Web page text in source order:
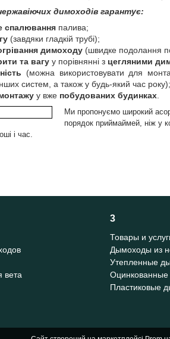
димоходів гарантує:
спалювання палива;
(завдяки гладкій трубі);
димоходу (швидке подолання
та вагу у порівнянні з цегляними
(можна використовувати для
систем, а також у будь-який час року);
у вже побудованих будинках
Ми пропонуємо широкий
порядок приймаймей, ніж у
і час.
вета
3
Товары и
Дымоходы из
Утепленные
Пластиковые